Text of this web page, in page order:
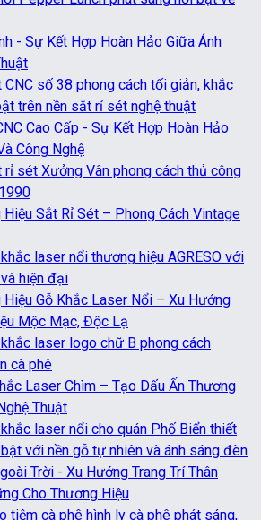
- Sự Kết Hợp Hoàn Hảo Giữa Ánh
Cao Cấp - Sự Kết Hợp Hoàn Hảo
Công Nghệ
Hiệu Sắt Rỉ Sét – Phong Cách Vintage
Hiệu Gỗ Khắc Laser Nổi – Xu Hướng
Mộc Mạc, Độc Lạ
Laser Chìm – Tạo Dấu Ấn Thương
Thuật
Trời - Xu Hướng Trang Trí Thân
Cho Thương Hiệu